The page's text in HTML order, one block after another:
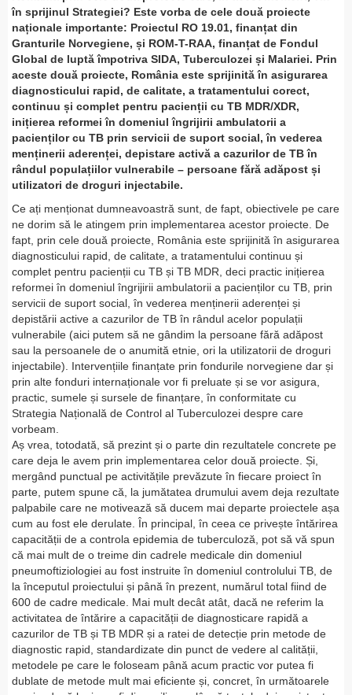
în sprijinul Strategiei? Este vorba de cele două proiecte
naționale importante: Proiectul RO 19.01, finanțat din
Granturile Norvegiene, și ROM-T-RAA, finanțat de Fondul
Global de luptă împotriva SIDA, Tuberculozei și Malariei. Prin
aceste două proiecte, România este sprijinită în asigurarea
diagnosticului rapid, de calitate, a tratamentului corect,
continuu și complet pentru pacienții cu TB MDR/XDR,
inițierea reformei în domeniul îngrijirii ambulatorii a
pacienților cu TB prin servicii de suport social, în vederea
menținerii aderenței, depistare activă a cazurilor de TB în
rândul populațiilor vulnerabile – persoane fără adăpost și
utilizatori de droguri injectabile.
Ce ați menționat dumneavoastră sunt, de fapt, obiectivele pe care
ne dorim să le atingem prin implementarea acestor proiecte. De
fapt, prin cele două proiecte, România este sprijinită în asigurarea
diagnosticului rapid, de calitate, a tratamentului continuu și
complet pentru pacienții cu TB și TB MDR, deci practic inițierea
reformei în domeniul îngrijirii ambulatorii a pacienților cu TB, prin
servicii de suport social, în vederea menținerii aderenței și
depistării active a cazurilor de TB în rândul acelor populații
vulnerabile (aici putem să ne gândim la persoane fără adăpost
sau la persoanele de o anumită etnie, ori la utilizatorii de droguri
injectabile). Intervențiile finanțate prin fondurile norvegiene dar și
prin alte fonduri internaționale vor fi preluate și se vor asigura,
practic, sumele și sursele de finanțare, în conformitate cu
Strategia Națională de Control al Tuberculozei despre care
vorbeam.
Aș vrea, totodată, să prezint și o parte din rezultatele concrete pe
care deja le avem prin implementarea celor două proiecte. Și,
mergând punctual pe activitățile prevăzute în fiecare proiect în
parte, putem spune că, la jumătatea drumului avem deja rezultate
palpabile care ne motivează să ducem mai departe proiectele așa
cum au fost ele derulate. În principal, în ceea ce privește întărirea
capacității de a controla epidemia de tuberculoză, pot să vă spun
că mai mult de o treime din cadrele medicale din domeniul
pneumoftiziologiei au fost instruite în domeniul controlului TB, de
la începutul proiectului și până în prezent, numărul total fiind de
600 de cadre medicale. Mai mult decât atât, dacă ne referim la
activitatea de întărire a capacității de diagnosticare rapidă a
cazurilor de TB și TB MDR și a ratei de detecție prin metode de
diagnostic rapid, standardizate din punct de vedere al calității,
metodele pe care le foloseam până acum practic vor putea fi
dublate de metode mult mai eficiente și, concret, în următoarele